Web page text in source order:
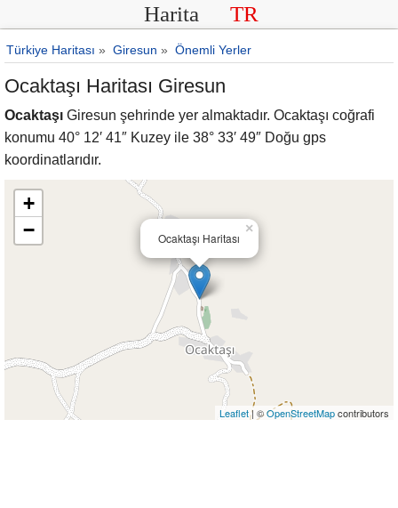
Harita TR
Türkiye Haritası » Giresun » Önemli Yerler
Ocaktaşı Haritası Giresun
Ocaktaşı Giresun şehrinde yer almaktadır. Ocaktaşı coğrafi
konumu 40° 12′ 41″ Kuzey ile 38° 33′ 49″ Doğu gps
koordinatlarıdır.
Ocaktaşı Haritası
×
+
−
Leaflet| ©OpenStreetMapcontributors